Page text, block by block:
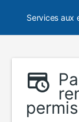
Services aux
permis